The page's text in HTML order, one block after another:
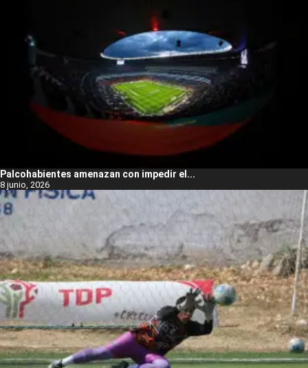
Palcohabientes amenazan con impedir el...
8 junio, 2026